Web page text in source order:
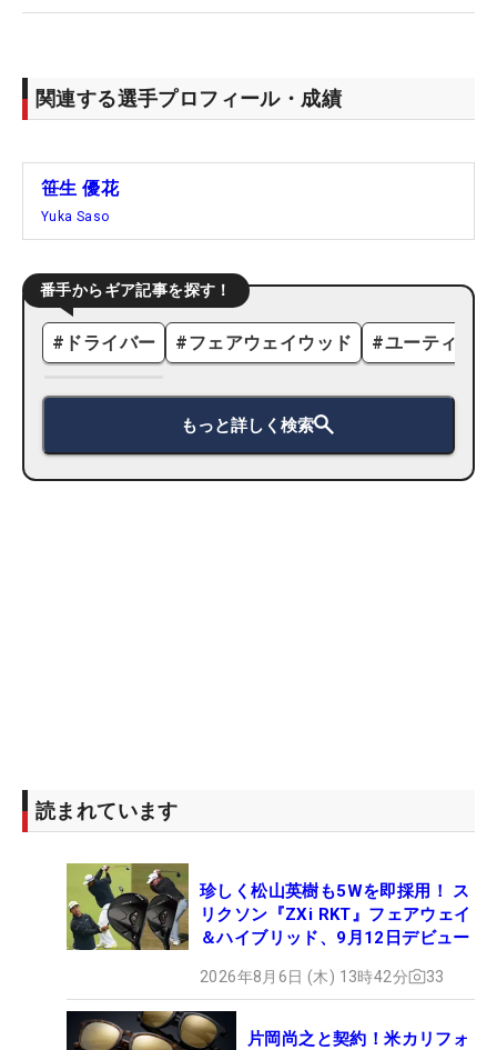
関連する選手プロフィール・成績
笹生 優花
Yuka Saso
番手からギア記事を探す！
# ドライバー #フェアウェイウッド #ユーティリ
もっと詳しく検索
読まれています
珍しく松山英樹も5Wを即採用！ ス
リクソン『ZXi RKT』フェアウェイ
＆ハイブリッド、9月12日デビュー
2026年8月6日 (木) 13時42分 33
片岡尚之と契約！米カリフォ